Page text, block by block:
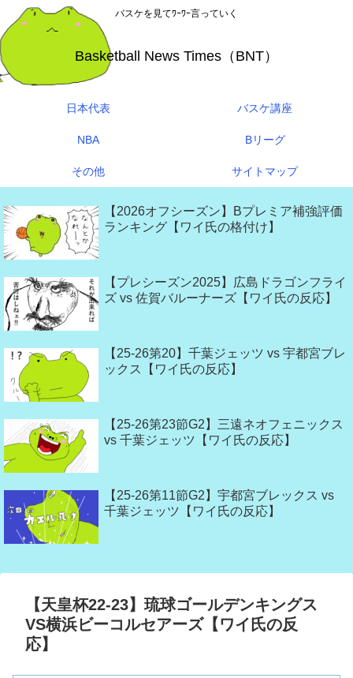
バスケを見てﾜｰﾜｰ言っていく
Basketball News Times（BNT）
日本代表 バスケ講座
NBA Bリーグ
その他 サイトマップ
【2026オフシーズン】Bプレミア補強評価
ランキング【ワイ氏の格付け】
【プレシーズン2025】広島ドラゴンフライ
ズ vs 佐賀バルーナーズ【ワイ氏の反応】
【25-26第20】千葉ジェッツ vs 宇都宮ブレ
ックス【ワイ氏の反応】
【25-26第23節G2】三遠ネオフェニックス
vs 千葉ジェッツ【ワイ氏の反応】
【25-26第11節G2】宇都宮ブレックス vs
千葉ジェッツ【ワイ氏の反応】
【天皇杯22-23】琉球ゴールデンキングス
VS横浜ビーコルセアーズ【ワイ氏の反
応】